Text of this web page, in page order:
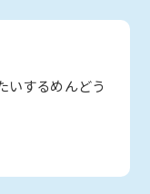
いするめんどう